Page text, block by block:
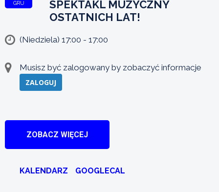
GRU
SPEKTAKL MUZYCZNY
OSTATNICH LAT!
(Niedziela) 17:00 - 17:00
Musisz być zalogowany by zobaczyć informacje
ZALOGUJ
ZOBACZ WIĘCEJ
KALENDARZ GOOGLECAL